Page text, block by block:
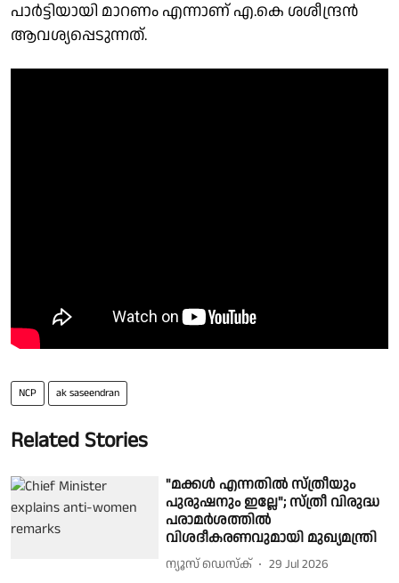
പാർട്ടിയായി മാറണം എന്നാണ് എ.കെ ശശീന്ദ്രൻ
ആവശ്യപ്പെടുന്നത്.
NCP ak saseendran
Related Stories
"മക്കൾ എന്നതിൽ സ്ത്രീയും
പുരുഷനും ഇല്ലേ"; സ്ത്രീ വിരുദ്ധ
പരാമർശത്തിൽ
വിശദീകരണവുമായി മുഖ്യമന്ത്രി
ന്യൂസ് ഡെസ്ക് 29 Jul 2026